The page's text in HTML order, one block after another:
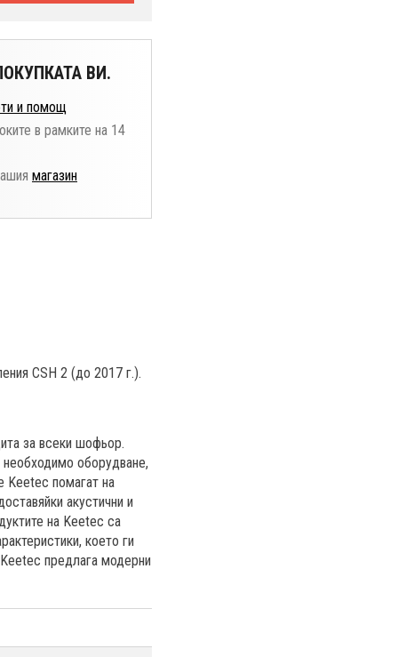
ВИ.
и помощ
в рамките на 14
магазин
CSH 2 (до 2017 г.).
за всеки шофьор.
оборудване,
Keetec помагат на
акустични и
на Keetec са
което ги
предлага модерни